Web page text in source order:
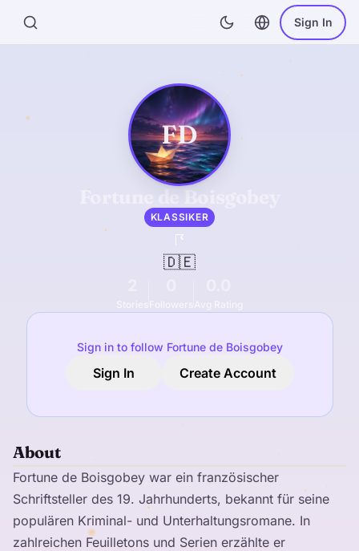
Sign In
FD
Fortune de Boisgobey
KLASSIKER
🇩🇪
Sign in to follow Fortune de Boisgobey
Sign In Create Account
About
Fortune de Boisgobey war ein französischer
Schriftsteller des 19. Jahrhunderts, bekannt für seine
populären Kriminal- und Unterhaltungsromane. In
zahlreichen Feuilletons und Serien erzählte er